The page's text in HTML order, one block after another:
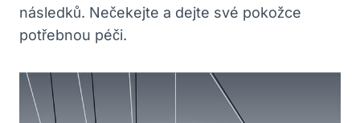
následků. Nečekejte a dejte své pokožce
potřebnou‌ péči.